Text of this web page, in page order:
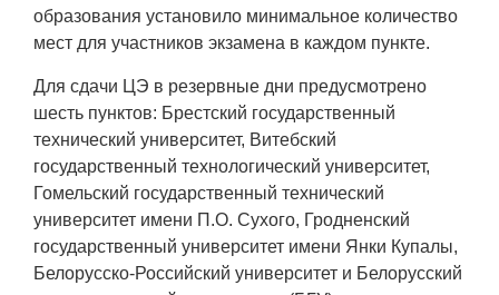
образования установило минимальное количество
мест для участников экзамена в каждом пункте.
Для сдачи ЦЭ в резервные дни предусмотрено
шесть пунктов: Брестский государственный
технический университет, Витебский
государственный технологический университет,
Гомельский государственный технический
университет имени П.О. Сухого, Гродненский
государственный университет имени Янки Купалы,
Белорусско-Российский университет и Белорусский